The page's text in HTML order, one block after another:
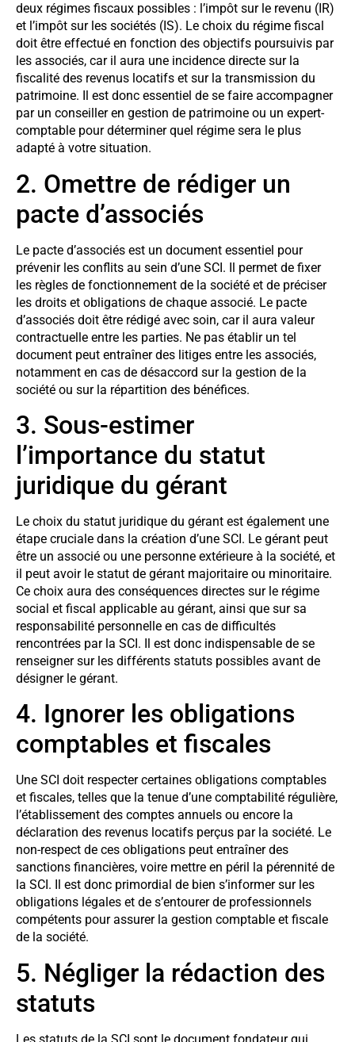
deux régimes fiscaux possibles : l’impôt sur le revenu (IR)
et l’impôt sur les sociétés (IS). Le choix du régime fiscal
doit être effectué en fonction des objectifs poursuivis par
les associés, car il aura une incidence directe sur la
fiscalité des revenus locatifs et sur la transmission du
patrimoine. Il est donc essentiel de se faire accompagner
par un conseiller en gestion de patrimoine ou un expert-
comptable pour déterminer quel régime sera le plus
adapté à votre situation.
2. Omettre de rédiger un
pacte d’associés
Le pacte d’associés est un document essentiel pour
prévenir les conflits au sein d’une SCI. Il permet de fixer
les règles de fonctionnement de la société et de préciser
les droits et obligations de chaque associé. Le pacte
d’associés doit être rédigé avec soin, car il aura valeur
contractuelle entre les parties. Ne pas établir un tel
document peut entraîner des litiges entre les associés,
notamment en cas de désaccord sur la gestion de la
société ou sur la répartition des bénéfices.
3. Sous-estimer
l’importance du statut
juridique du gérant
Le choix du statut juridique du gérant est également une
étape cruciale dans la création d’une SCI. Le gérant peut
être un associé ou une personne extérieure à la société, et
il peut avoir le statut de gérant majoritaire ou minoritaire.
Ce choix aura des conséquences directes sur le régime
social et fiscal applicable au gérant, ainsi que sur sa
responsabilité personnelle en cas de difficultés
rencontrées par la SCI. Il est donc indispensable de se
renseigner sur les différents statuts possibles avant de
désigner le gérant.
4. Ignorer les obligations
comptables et fiscales
Une SCI doit respecter certaines obligations comptables
et fiscales, telles que la tenue d’une comptabilité régulière,
l’établissement des comptes annuels ou encore la
déclaration des revenus locatifs perçus par la société. Le
non-respect de ces obligations peut entraîner des
sanctions financières, voire mettre en péril la pérennité de
la SCI. Il est donc primordial de bien s’informer sur les
obligations légales et de s’entourer de professionnels
compétents pour assurer la gestion comptable et fiscale
de la société.
5. Négliger la rédaction des
statuts